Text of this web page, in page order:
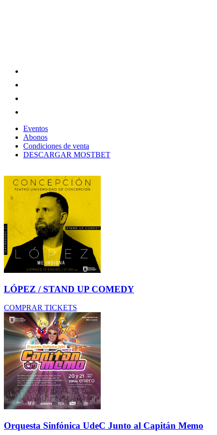
Eventos
Abonos
Condiciones de venta
DESCARGAR MOSTBET
LÓPEZ / STAND UP COMEDY
COMPRAR TICKETS
Orquesta Sinfónica UdeC Junto al Capitán Memo